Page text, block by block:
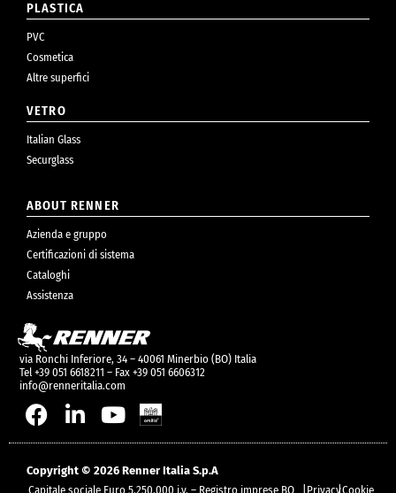
PLASTICA
PVC
Cosmetica
Altre superfici
VETRO
Italian Glass
Securglass
ABOUT RENNER
Azienda e gruppo
Certificazioni di sistema
Cataloghi
Assistenza
via Ronchi Inferiore, 34 – 40061 Minerbio (BO) Italia
Tel +39 051 6618211 – Fax +39 051 6606312
info@renneritalia.com
Copyright © 2026 Renner Italia S.p.A
Capitale sociale Euro 5.250.000 i.v. – Registro imprese BO
|Privacy|Cookie